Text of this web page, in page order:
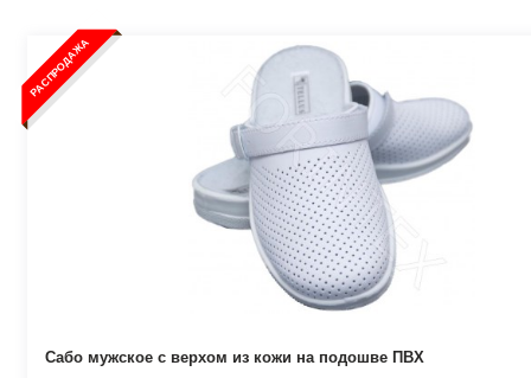
РАСПРОДАЖА
Сабо мужское с верхом из кожи на подошве ПВХ